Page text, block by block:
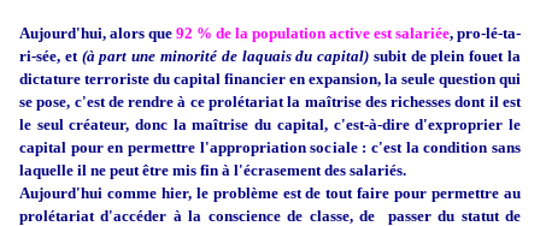
Aujourd'hui, alors que 92 % de la population active est salariée, pro-lé-ta-
ri-sée, et (à part une minorité de laquais du capital) subit de plein fouet la
dictature terroriste du capital financier en expansion, la seule question qui
se pose, c'est de rendre à ce prolétariat la maîtrise des richesses dont il est
le seul créateur, donc la maîtrise du capital, c'est-à-dire d'exproprier le
capital pour en permettre l'appropriation sociale : c'est la condition sans
laquelle il ne peut être mis fin à l'écrasement des salariés.
Aujourd'hui comme hier, le problème est de tout faire pour permettre au
prolétariat d'accéder à la conscience de classe, de passer du statut de